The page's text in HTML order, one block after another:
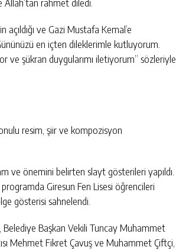
ve Gazi Mustafa Kemal’e
en içten dileklerimle kutluyorum.
ve şükran duygularımı iletiyorum” sözleriyle
resim, şiir ve kompozisyon
ve önemini belirten slayt gösterileri yapıldı.
Giresun Fen Lisesi öğrencileri
gösterisi sahnelendi.
Belediye Başkan Vekili Tuncay Muhammet
Mehmet Fikret Çavuş ve Muhammet Çiftçi,